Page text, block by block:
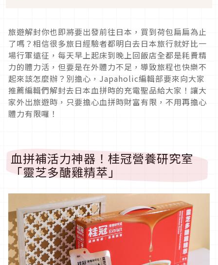
旅遊解封你也即將要出發前往日本，買到荷包扁扁為止
了嗎？相信很多旅日經驗者都明白去日本旅行就好比一
場行軍遠征，每天早上起床到晚上回飯店全都是耗費精
力的體力活，但要是在外體力不足，導致旅程也快樂不
起來該怎麼辦？別擔心，Japaholic編輯部要來向大家
推薦編輯們解封去日本血拼時的充電聖品給大家！讓大
家外出旅遊時，只要擔心血拼時財富有限，不用再擔心
體力有限囉！
血拼補活力神器！桂冠營養研究室
「靈芝多醣雞精萃」